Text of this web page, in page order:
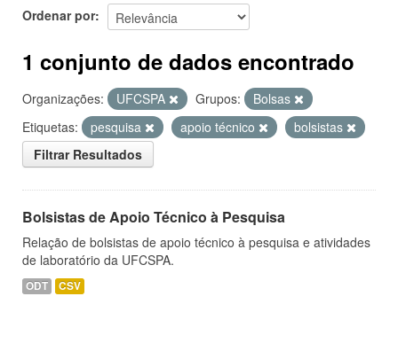
Ordenar por
1 conjunto de dados encontrado
Organizações: UFCSPA Grupos:
Bolsas
Etiquetas:
pesquisa apoio técnico
bolsistas
Filtrar Resultados
Bolsistas de Apoio Técnico à Pesquisa
Relação de bolsistas de apoio técnico à pesquisa e atividades
de laboratório da UFCSPA.
ODT CSV